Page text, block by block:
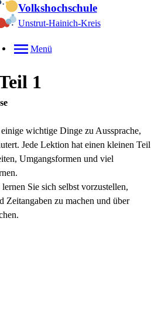
Volkshochschule
Unstrut-Hainich-Kreis
Menü
1
wichtige Dinge zu Aussprache,
Jede Lektion hat einen kleinen Teil
Umgangsformen und viel
Sie sich selbst vorzustellen,
Zeitangaben zu machen und über